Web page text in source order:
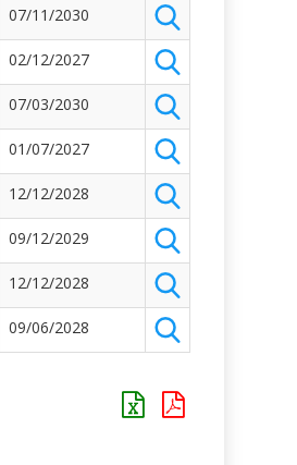
07/11/2030
02/12/2027
07/03/2030
01/07/2027
12/12/2028
09/12/2029
12/12/2028
09/06/2028